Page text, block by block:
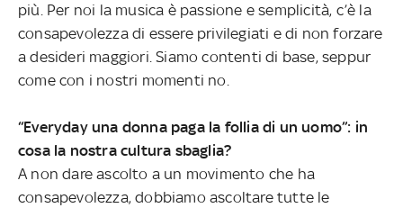
più. Per noi la musica è passione e semplicità, c’è la
consapevolezza di essere privilegiati e di non forzare
a desideri maggiori. Siamo contenti di base, seppur
come con i nostri momenti no.
“Everyday una donna paga la follia di un uomo”: in
cosa la nostra cultura sbaglia?
A non dare ascolto a un movimento che ha
consapevolezza, dobbiamo ascoltare tutte le